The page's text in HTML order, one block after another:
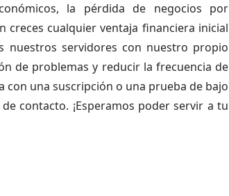
la pérdida de negocios por
creces cualquier ventaja financiera inicial
nuestros servidores con nuestro propio
de problemas y reducir la frecuencia de
con una suscripción o una prueba de bajo
contacto. ¡Esperamos poder servir a tu